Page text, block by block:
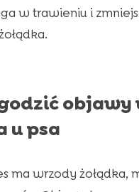
w trawieniu i
u psa
ma wrzody żołądka,